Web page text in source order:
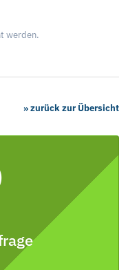
werden.
» zurück zur Übersicht